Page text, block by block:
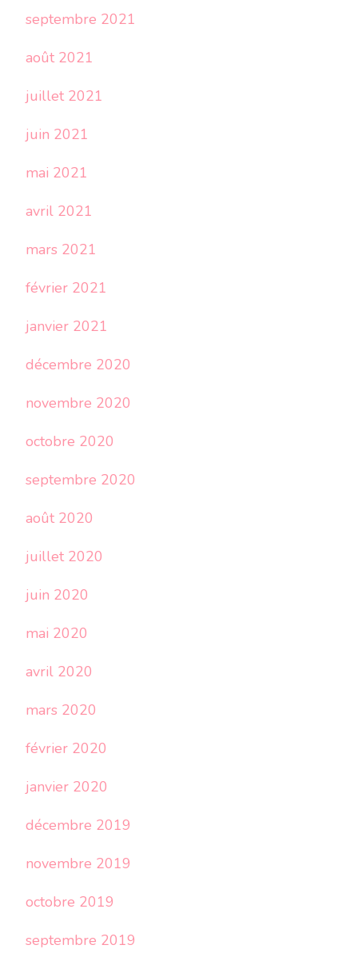
septembre 2021
août 2021
juillet 2021
juin 2021
mai 2021
avril 2021
mars 2021
février 2021
janvier 2021
décembre 2020
novembre 2020
octobre 2020
septembre 2020
août 2020
juillet 2020
juin 2020
mai 2020
avril 2020
mars 2020
février 2020
janvier 2020
décembre 2019
novembre 2019
octobre 2019
septembre 2019